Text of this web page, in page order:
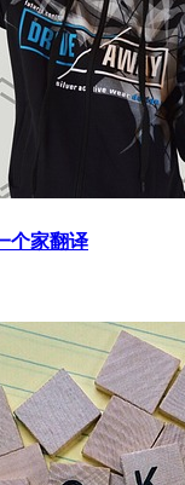
个家翻译